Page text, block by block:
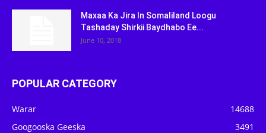
Maxaa Ka Jira In Somaliland Loogu
Tashaday Shirkii Baydhabo Ee...
June 10, 2018
POPULAR CATEGORY
Warar
14688
Googooska Geeska
3491